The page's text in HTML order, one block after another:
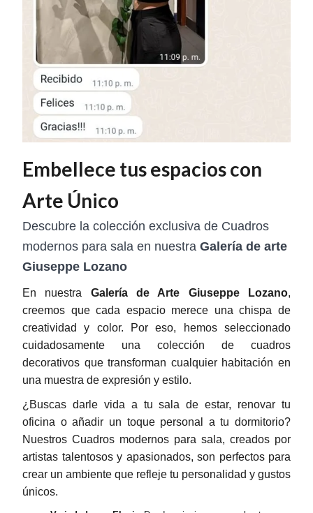
Embellece tus espacios con
Arte Único
Descubre la colección exclusiva de Cuadros
modernos para sala en nuestra Galería de arte
Giuseppe Lozano
En nuestra Galería de Arte Giuseppe Lozano,
creemos que cada espacio merece una chispa de
creatividad y color. Por eso, hemos seleccionado
cuidadosamente una colección de cuadros
decorativos que transforman cualquier habitación en
una muestra de expresión y estilo.
¿Buscas darle vida a tu sala de estar, renovar tu
oficina o añadir un toque personal a tu dormitorio?
Nuestros Cuadros modernos para sala, creados por
artistas talentosos y apasionados, son perfectos para
crear un ambiente que refleje tu personalidad y gustos
únicos.